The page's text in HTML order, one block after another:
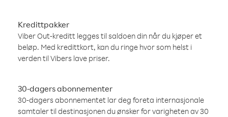
Kredittpakker
Viber Out-kreditt legges til saldoen din når du kjøper et
beløp. Med kredittkort, kan du ringe hvor som helst i
verden til Vibers lave priser.
30-dagers abonnementer
30-dagers abonnementet lar deg foreta internasjonale
samtaler til destinasjonen du ønsker for varigheten av 30